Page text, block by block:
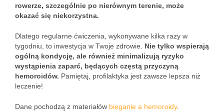
rowerze, szczególnie po nierównym terenie, może
okazać się niekorzystna.
Dlatego regularne ćwiczenia, wykonywane kilka razy w
tygodniu, to inwestycja w Twoje zdrowie. Nie tylko wspierają
ogólną kondycję, ale również minimalizują ryzyko
wystąpienia zaparć, będących częstą przyczyną
hemoroidów. Pamiętaj, profilaktyka jest zawsze lepsza niż
leczenie!
Dane pochodzą z materiałów bieganie a hemoroidy.